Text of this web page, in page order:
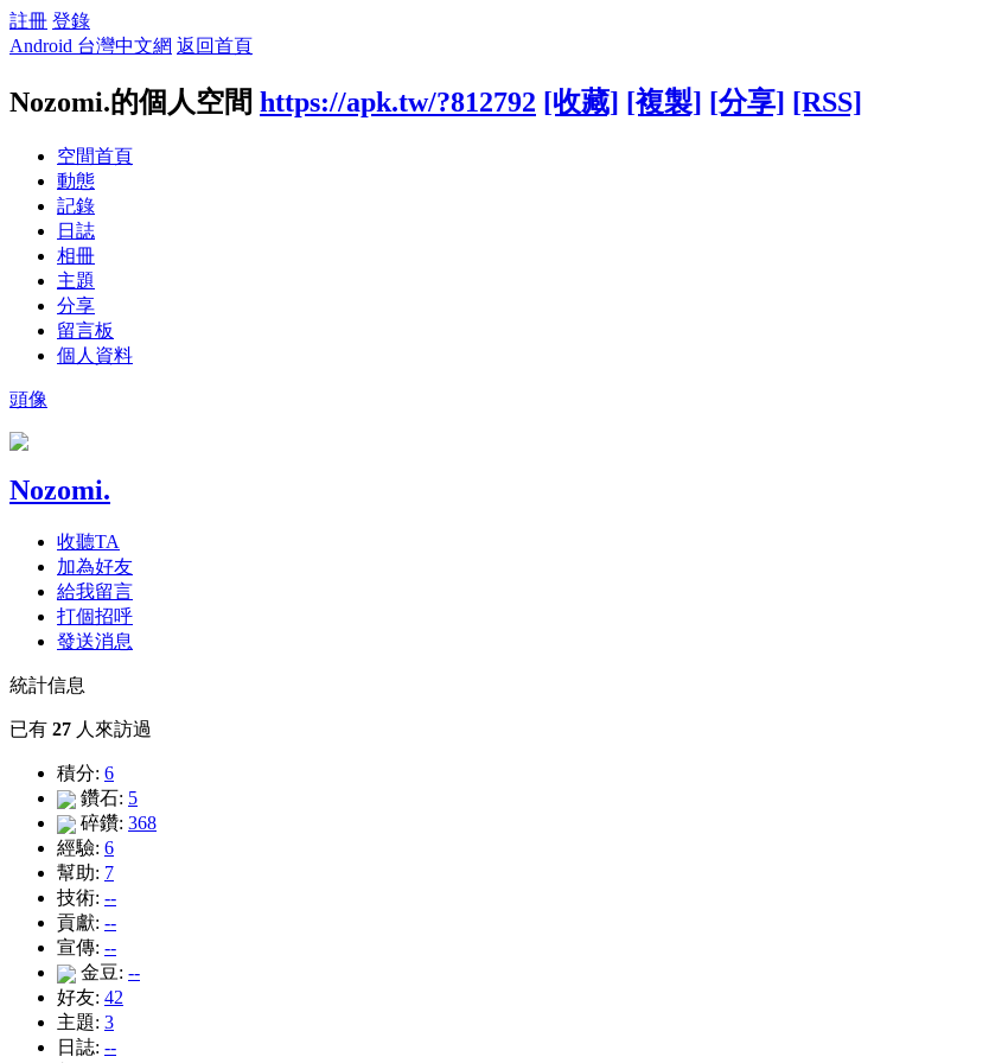
註冊 登錄
Android 台灣中文網 返回首頁
Nozomi.的個人空間 https://apk.tw/?812792 [收藏] [複製] [分享] [RSS]
空間首頁
動態
記錄
日誌
相冊
主題
分享
留言板
個人資料
頭像
Nozomi.
收聽TA
加為好友
給我留言
打個招呼
發送消息
統計信息
已有 27 人來訪過
積分: 6
鑽石: 5
碎鑽: 368
經驗: 6
幫助: 7
技術: --
貢獻: --
宣傳: --
金豆: --
好友: 42
主題: 3
日誌: --